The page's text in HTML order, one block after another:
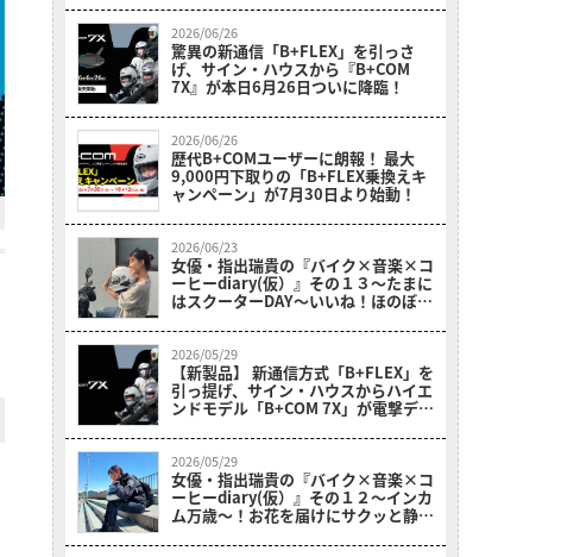
2026/06/26
驚異の新通信「B+FLEX」を引っさ
げ、サイン・ハウスから『B+COM
7X』が本日6月26日ついに降臨！
2026/06/26
歴代B+COMユーザーに朗報！ 最大
9,000円下取りの「B+FLEX乗換えキ
ャンペーン」が7月30日より始動！
2026/06/23
女優・指出瑞貴の『バイク×音楽×コ
ーヒーdiary(仮）』その１３〜たまに
はスクーターDAY～いいね！ほのぼの
2026/05/29
【新製品】 新通信方式「B+FLEX」を
引っ提げ、サイン・ハウスからハイエ
ンドモデル「B+COM 7X」が電撃デビ
2026/05/29
女優・指出瑞貴の『バイク×音楽×コ
ーヒーdiary(仮）』その１２〜インカ
ム万歳～！お花を届けにサクッと静岡